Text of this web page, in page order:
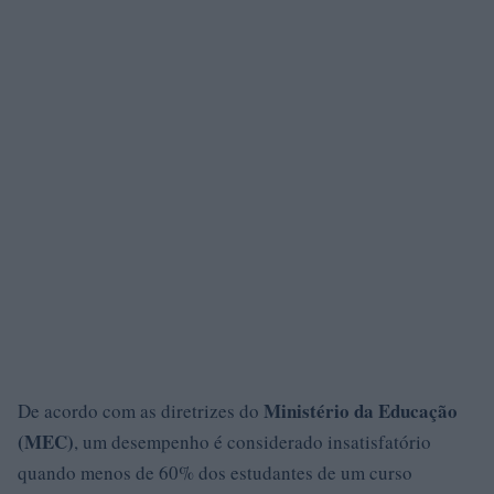
De acordo com as diretrizes do Ministério da Educação
(MEC), um desempenho é considerado insatisfatório
quando menos de 60% dos estudantes de um curso